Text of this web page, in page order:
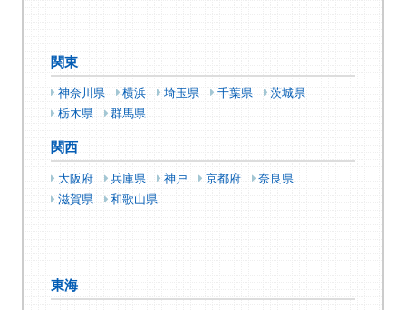
関東
神奈川県 横浜 埼玉県 千葉県
茨城県
栃木県
群馬県
関西
大阪府 兵庫県 神戸 京都府
奈良県
滋賀県
和歌山県
東海